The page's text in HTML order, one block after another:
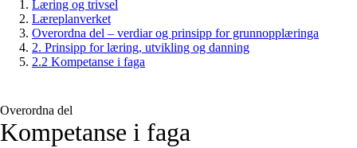
Læring og trivsel
Læreplanverket
Overordna del – verdiar og prinsipp for grunnopplæringa
2. Prinsipp for læring, utvikling og danning
2.2 Kompetanse i faga
Overordna del
Kompetanse i faga